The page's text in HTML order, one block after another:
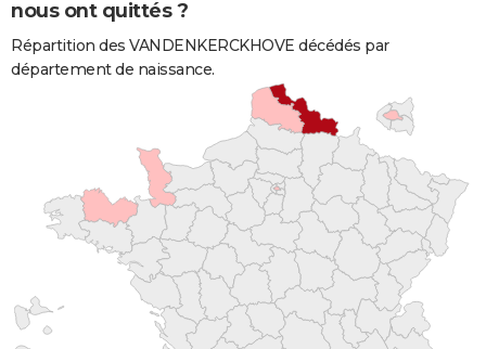
nous ont quittés ?
Répartition des VANDENKERCKHOVE décédés par
département de naissance.